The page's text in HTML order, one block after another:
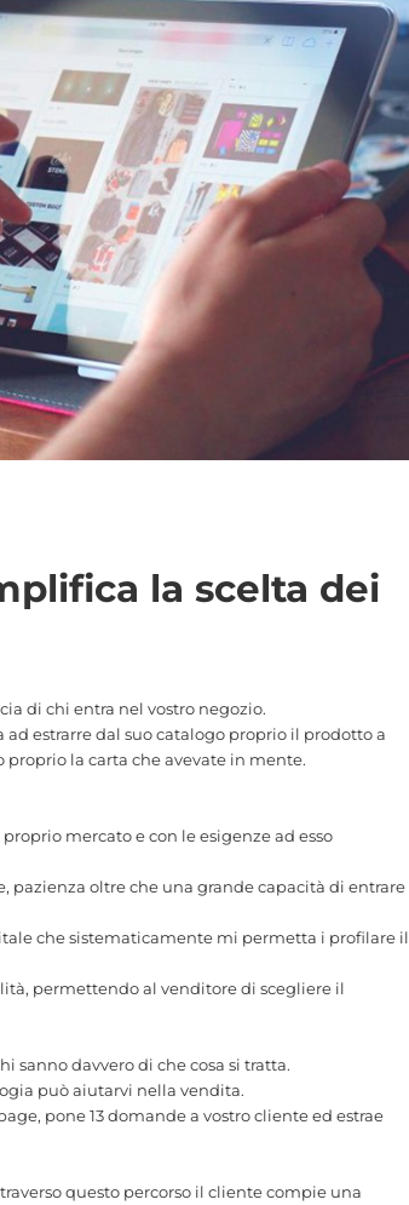
la scelta dei
di chi entra nel vostro negozio.
estrarre dal suo catalogo proprio il prodotto a
la carta che avevate in mente.
mercato e con le esigenze ad esso
oltre che una grande capacità di entrare
che sistematicamente mi permetta i profilare il
permettendo al venditore di scegliere il
davvero di che cosa si tratta.
può aiutarvi nella vendita.
pone 13 domande a vostro cliente ed estrae
questo percorso il cliente compie una